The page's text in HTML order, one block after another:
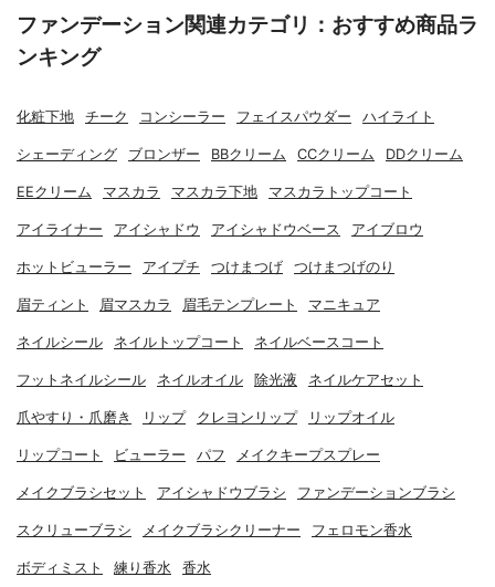
ファンデーション関連カテゴリ：おすすめ商品ラ
ンキング
化粧下地 チーク コンシーラー フェイスパウダー ハイライト
シェーディング ブロンザー BBクリーム CCクリーム DDクリーム
EEクリーム マスカラ マスカラ下地 マスカラトップコート
アイライナー アイシャドウ アイシャドウベース アイブロウ
ホットビューラー アイプチ つけまつげ つけまつげのり
眉ティント 眉マスカラ 眉毛テンプレート マニキュア
ネイルシール ネイルトップコート ネイルベースコート
フットネイルシール ネイルオイル 除光液 ネイルケアセット
爪やすり・爪磨き リップ クレヨンリップ リップオイル
リップコート ビューラー パフ メイクキープスプレー
メイクブラシセット アイシャドウブラシ ファンデーションブラシ
スクリューブラシ メイクブラシクリーナー フェロモン香水
ボディミスト 練り香水 香水